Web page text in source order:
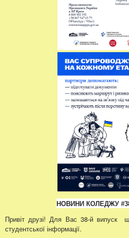
НОВИНИ КОЛЕДЖУ
Привіт друзі! Для Вас 38-й випуск
студентської інформації.